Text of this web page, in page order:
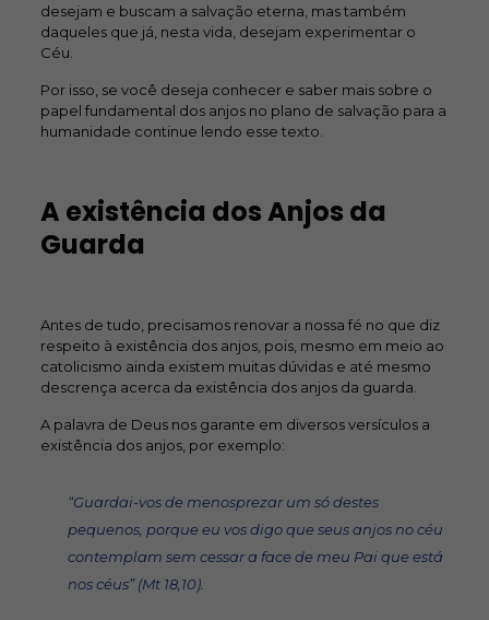
desejam e buscam a salvação eterna, mas também
daqueles que já, nesta vida, desejam experimentar o
Céu.
Por isso, se você deseja conhecer e saber mais sobre o
papel fundamental dos anjos no plano de salvação para a
humanidade continue lendo esse texto.
A existência dos Anjos da
Guarda
Antes de tudo, precisamos renovar a nossa fé no que diz
respeito à existência dos anjos, pois, mesmo em meio ao
catolicismo ainda existem muitas dúvidas e até mesmo
descrença acerca da existência dos anjos da guarda.
A palavra de Deus nos garante em diversos versículos a
existência dos anjos, por exemplo:
“Guardai-vos de menosprezar um só destes
pequenos, porque eu vos digo que seus anjos no céu
contemplam sem cessar a face de meu Pai que está
nos céus” (Mt 18,10).